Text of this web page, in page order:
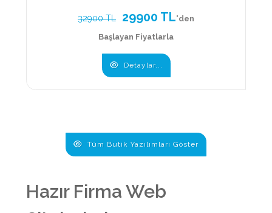
32900 TL 29900 TL'den
Başlayan Fiyatlarla
Detaylar...
Tüm Butik Yazılımları Göster
Hazır Firma Web